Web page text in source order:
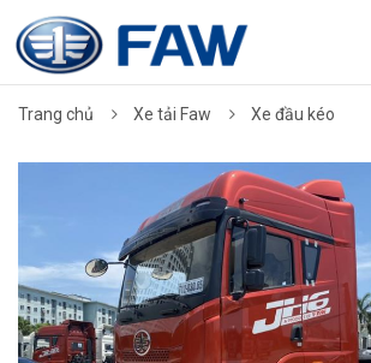
Trang chủ Xe tải Faw Xe đầu kéo